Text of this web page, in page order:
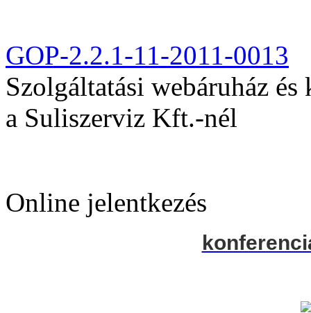
GOP-2.2.1-11-2011-0013
Szolgáltatási webáruház
a Suliszerviz Kft.-nél
Online jelentkezés